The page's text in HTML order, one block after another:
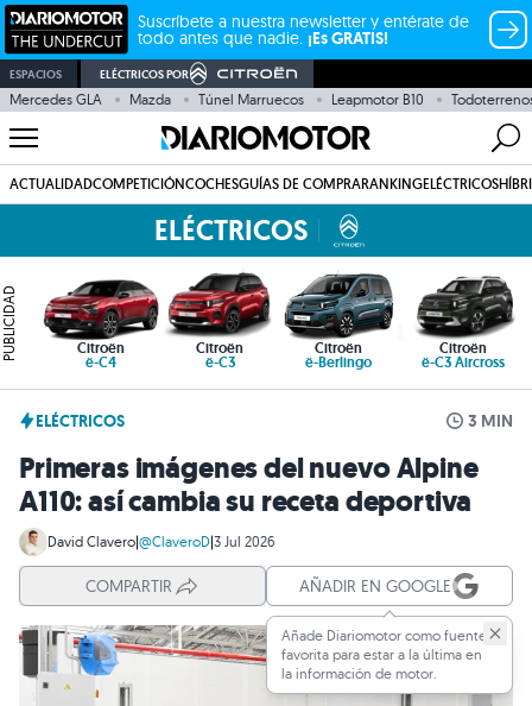
Suscríbete a nuestra newsletter y entérate de
todo antes que nadie. ¡Es GRATIS!
ESPACIOS ELÉCTRICOS POR
Mercedes GLA Mazda Túnel Marruecos Leapmotor B10
ACTUALIDADCOMPETICIÓNCOCHESGUÍAS DE COMPRARANKINGELÉCTRICOS
ELÉCTRICOS
PUBLICIDAD Citroën
ë-C4
Citroën
ë-C3
Citroën
ë-Berlingo
Citroën
ë-C3 Aircross
ELÉCTRICOS 3 MIN
Primeras imágenes del nuevo Alpine
A110: así cambia su receta deportiva
David Clavero|@ClaveroD|3 Jul 2026
COMPARTIR AÑADIR EN GOOGLE
Añade Diariomotor como fuente
favorita para estar a la última en
la información de motor.